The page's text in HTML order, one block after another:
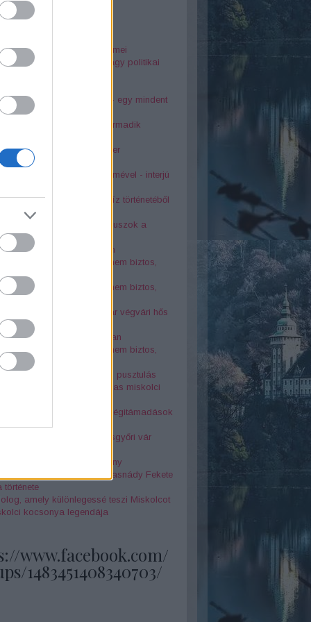
nyelvjárás gyöngyszemei
Diósgyőrött. Baleset vagy politikai
Éva és Latinovits Zoltán - egy mindent
szerelem története
bányászfaluban a világ harmadik
tetemvári pincerendszer
Bonnie és Clyde
os sortűz egy katona szemével - interjú
az 1878-as nagy árvíz történetéből
kút a város szívében
balesetek Lillafüreden - buszok a
kolostor a Bükk rejtekében
érdekesség, amit nem biztos,
tudtál Miskolcról - 2. rész
érdekesség, amit nem biztos,
Péter az elfeledett magyar végvári hős
szikla legendája
Seuso-kincs nyomában
érdekesség, amit nem biztos,
Miskolcról - 4. rész
és két óra között a halál és pusztulás
megérkezett" - az 1878-as miskolci
földjén - Miskolc elleni légitámadások
világháború alatt
érdekesség a Diósgyőri vár
Annók a miskolci boszorkány
szépségkirálynő - Tasnády Fekete
története
amely különlegessé teszi Miskolcot
kocsonya legendája
www.facebook.com/
1483451408340703/